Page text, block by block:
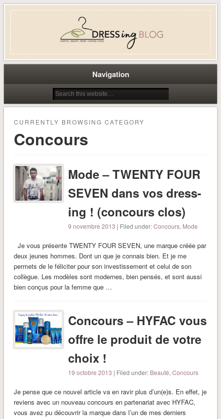
Dress-ing – Blog lifestyle beauté
mode à Caen
Navigation
CURRENTLY BROWSING CATEGORY
Concours
Mode – TWENTY FOUR
SEVEN dans vos dress-
ing ! (concours clos)
9 novembre 2013 | Filed under:Concours, Mode
Je vous présente TWENTY FOUR SEVEN, une marque créée par
deux jeunes hommes. Dont un que je connais bien. Et je me
permets de le féliciter pour son investissement et celui de son
collègue. Les modèles sont modernes, bien pensés, et sont aussi
bien conçus pour la femme que …
Concours – HYFAC vous
offre le produit de votre
choix !
19 octobre 2013 | Filed under: Beauté,Concours
Je pense que ce nouvel article va en ravir plus d’un(e)s. En effet, je
reviens avec un nouveau concours en partenariat avec HYFAC,
vous avez pu découvrir la marque dans l’un de mes derniers